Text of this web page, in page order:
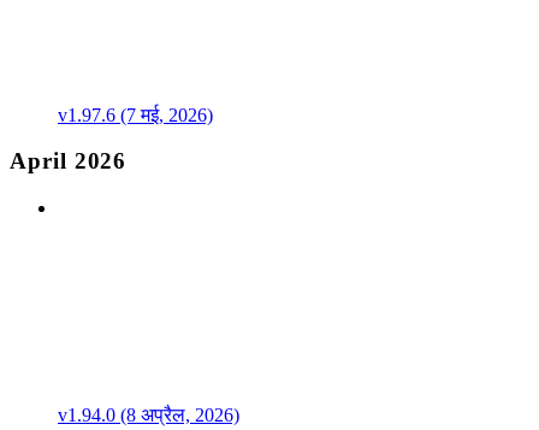
v1.97.6 (7 मई, 2026)
April 2026
v1.94.0 (8 अप्रैल, 2026)